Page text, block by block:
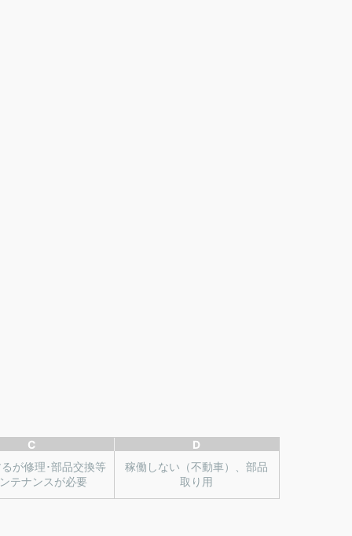
C
が修理･部品交換等
テナンスが必要
D
稼働しない（不動車）、部品
取り用